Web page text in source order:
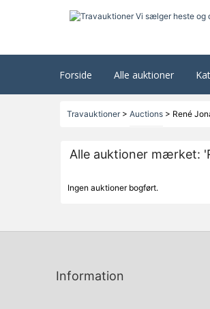
Forside Alle auktioner
Travauktioner> Auctions> René
Alle auktioner mærket:
Ingen auktioner bogført.
Information